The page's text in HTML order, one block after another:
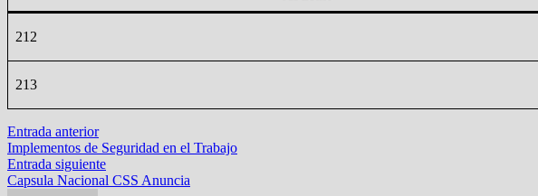
212
213
Navegación
de
entradas
Entrada anteriorEntrada
anterior:
Implementos de Seguridad en el Trabajo
Entrada siguienteEntrada
siguiente:
Capsula Nacional CSS Anuncia